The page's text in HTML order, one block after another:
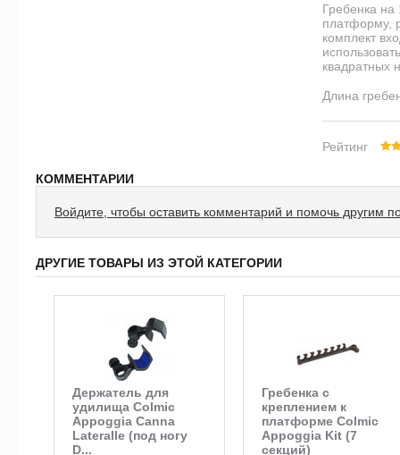
Гребенка на
платформу,
комплект
квадратных
Длина
Рейтинг
КОММЕНТАРИИ
Войдите, чтобы оставить комментарий и помочь другим
ДРУГИЕ ТОВАРЫ ИЗ ЭТОЙ КАТЕГОРИИ
Держатель для
удилища Colmic
Appoggia Canna
Lateralle (под ногу
D...
Гребенка с
креплением к
платформе Colmic
Appoggia Kit (7
секций)